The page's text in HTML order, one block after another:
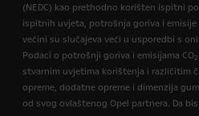
(NEDC) kao prethodno korišten ispitni
ispitnih uvjeta, potrošnja goriva i emisije
većini su slučajeva veći u usporedbi s
Podaci o potrošnji goriva i emisijama CO2
stvarnim uvjetima korištenja i različitim
opreme, dodatne opreme i dimenzija
od svog ovlaštenog Opel partnera. Da